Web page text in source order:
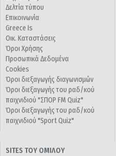
Δελτία τύπου
Επικοινωνία
Greece Is
Οικ. Καταστάσεις
Όροι Χρήσης
Προσωπικά Δεδομένα
Cookies
Όροι διεξαγωγής διαγωνισμών
Όροι διεξαγωγής του ραδ/κού
παιχνιδιού "ΣΠΟΡ FM Quiz"
Όροι διεξαγωγής του ραδ/κού
παιχνιδιού "Sport Quiz"
SITES ΤΟΥ ΟΜΙΛΟΥ